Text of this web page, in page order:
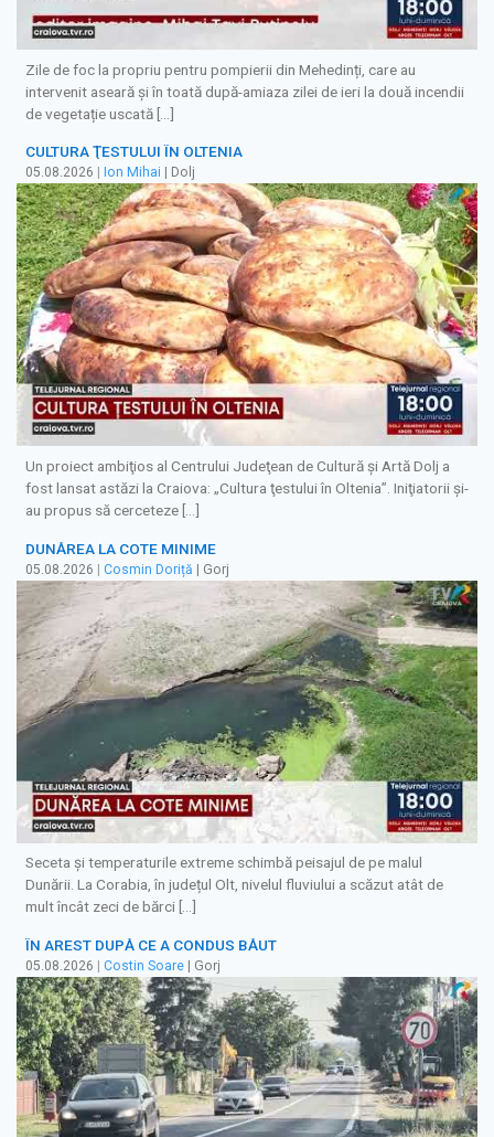
Zile de foc la propriu pentru pompierii din Mehedinți, care au
intervenit aseară și în toată după-amiaza zilei de ieri la două incendii
de vegetație uscată […]
CULTURA ŢESTULUI ÎN OLTENIA
05.08.2026 Ion Mihai | Dolj
Un proiect ambiţios al Centrului Judeţean de Cultură şi Artă Dolj a
fost lansat astăzi la Craiova: „Cultura ţestului în Oltenia”. Iniţiatorii şi-
au propus să cerceteze […]
DUNĂREA LA COTE MINIME
05.08.2026 | Cosmin Doriță | Gorj
Seceta și temperaturile extreme schimbă peisajul de pe malul
Dunării. La Corabia, în județul Olt, nivelul fluviului a scăzut atât de
mult încât zeci de bărci […]
ÎN AREST DUPĂ CE A CONDUS BĂUT
05.08.2026 | Costin Soare | Gorj